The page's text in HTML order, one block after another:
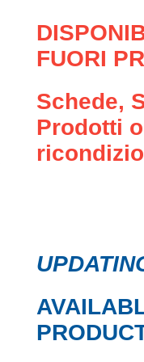
FUORI
Schede,
Prodotti